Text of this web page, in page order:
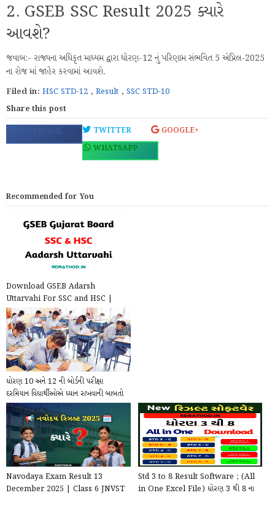
2. GSEB SSC Result 2025 ક્યારે
આવશે?
જવાબ:- રાજ્યના અધિકૃત માધ્યમ દ્વારા ધોરણ-12 નું પરિણામ સંભવિત 5 એપ્રિલ-2025
ના રોજ માં જાહેર કરવામાં આવશે.
Filed in: HSC STD-12 , Result , SSC STD-10
Share this post
FACEBOOK TWITTER
GOOGLE+
WHATSAPP
Recommended for You
Download GSEB Adarsh
Uttarvahi For SSC and HSC |
Best answer sheet for board
exa...
ધોરણ 10 અને 12 ની બોર્ડની પરીક્ષા
દરમિયાન વિદ્યાર્થીઓએ ધ્યાન રાખવાની બાબતો
Navodaya Exam Result 13
December 2025 | Class 6 JNVST
Std 3 to 8 Result Software ; (All
in One Excel File) ધોરણ 3 થી 8 ના